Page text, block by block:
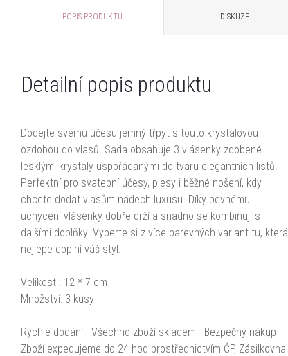
POPIS PRODUKTU DISKUZE
Detailní popis produktu
Dodejte svému účesu jemný třpyt s touto krystalovou
ozdobou do vlasů. Sada obsahuje 3 vlásenky zdobené
lesklými krystaly uspořádanými do tvaru elegantních listů.
Perfektní pro svatební účesy, plesy i běžné nošení, kdy
chcete dodat vlasům nádech luxusu. Díky pevnému
uchycení vlásenky dobře drží a snadno se kombinují s
dalšími doplňky. Vyberte si z více barevných variant tu, která
nejlépe doplní váš styl.
Velikost : 12 * 7 cm
Množství: 3 kusy
Rychlé dodání · Všechno zboží skladem · Bezpečný nákup
Zboží expedujeme do 24 hod prostřednictvím ČP, Zásilkovna